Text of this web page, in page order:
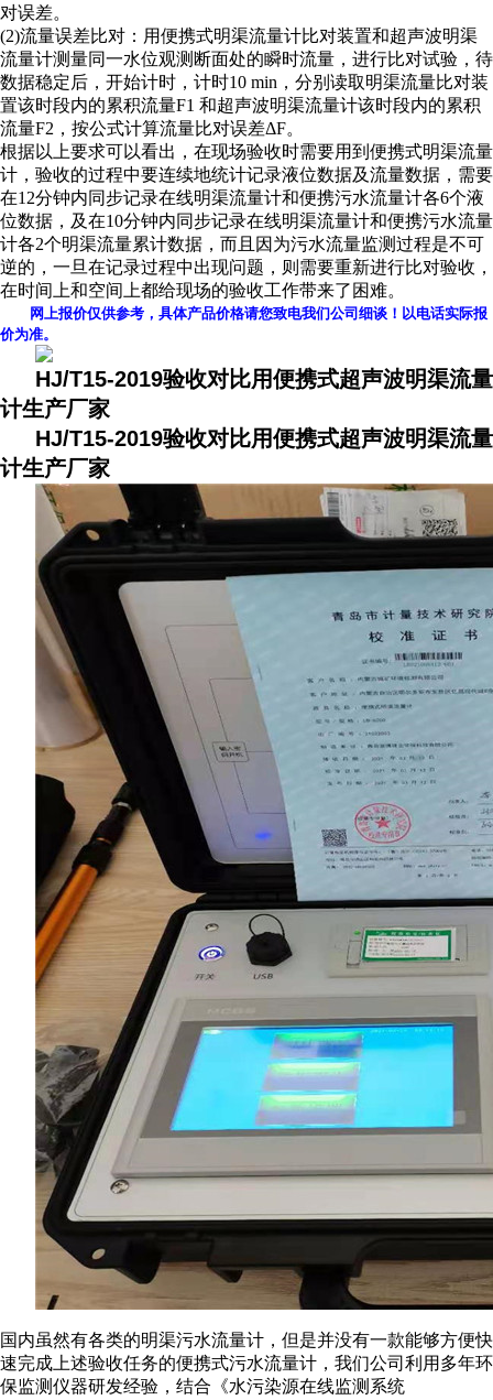
对误差。
(2)流量误差比对：用便携式明渠流量计比对装置和超声波明渠
流量计测量同一水位观测断面处的瞬时流量，进行比对试验，待
数据稳定后，开始计时，计时10 min，分别读取明渠流量比对装
置该时段内的累积流量F1 和超声波明渠流量计该时段内的累积
流量F2，按公式计算流量比对误差ΔF。
根据以上要求可以看出，在现场验收时需要用到便携式明渠流量
计，验收的过程中要连续地统计记录液位数据及流量数据，需要
在12分钟内同步记录在线明渠流量计和便携污水流量计各6个液
位数据，及在10分钟内同步记录在线明渠流量计和便携污水流量
计各2个明渠流量累计数据，而且因为污水流量监测过程是不可
逆的，一旦在记录过程中出现问题，则需要重新进行比对验收，
在时间上和空间上都给现场的验收工作带来了困难。
网上报价仅供参考，具体产品价格请您致电我们公司细谈！以电话实际报
价为准。
HJ/T15-2019验收对比用便携式超声波明渠流量
计生产厂家
HJ/T15-2019验收对比用便携式超声波明渠流量
计生产厂家
国内虽然有各类的明渠污水流量计，但是并没有一款能够方便快
速完成上述验收任务的便携式污水流量计，我们公司利用多年环
保监测仪器研发经验，结合《水污染源在线监测系统